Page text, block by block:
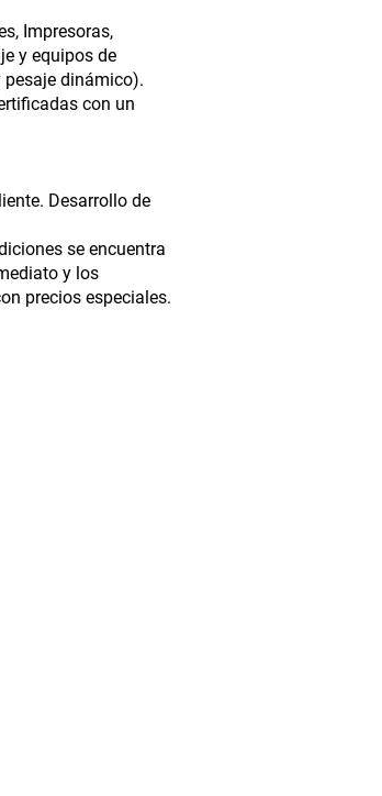
Impresoras,
y equipos de
pesaje dinámico).
con un
Desarrollo de
se encuentra
y los
precios especiales.